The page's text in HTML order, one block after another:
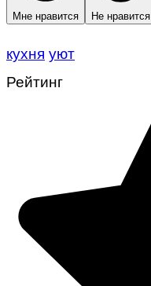
Мне нравится Не нравится
кухня уют
Рейтинг